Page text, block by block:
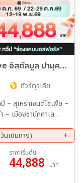
ทัวร์ตุรเคีย Autumn Magic in Türkiye อิสตัลบูล ปามุคคาเล คัปปาโดเกีย 9วัน 7คืน (TK)
ทัวร์ตุรเคีย
– เมืองชานัคคาเล
องคอนย่า – สุลต่านฮานี
นทอพรม - โรงงาน
ทหินยูชิซาร์ – หุบเขานก
นอวานอส - ชิม ICE
นเดินทาง)
. 69 - 30 ต.ค. 69
ราคาเริ่มต้น
44,888 บาท